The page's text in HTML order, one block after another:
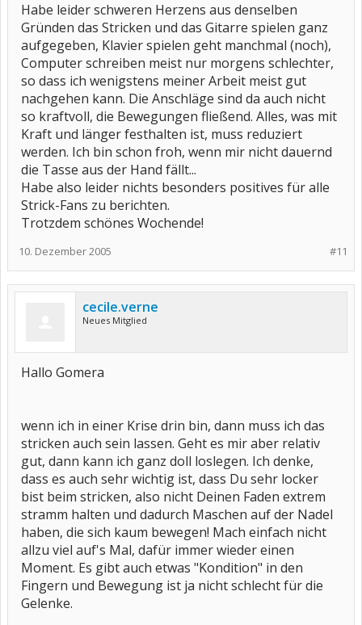
Habe leider schweren Herzens aus denselben
Gründen das Stricken und das Gitarre spielen ganz
aufgegeben, Klavier spielen geht manchmal (noch),
Computer schreiben meist nur morgens schlechter,
so dass ich wenigstens meiner Arbeit meist gut
nachgehen kann. Die Anschläge sind da auch nicht
so kraftvoll, die Bewegungen fließend. Alles, was mit
Kraft und länger festhalten ist, muss reduziert
werden. Ich bin schon froh, wenn mir nicht dauernd
die Tasse aus der Hand fällt...
Habe also leider nichts besonders positives für alle
Strick-Fans zu berichten.
Trotzdem schönes Wochende!
#11
10. Dezember 2005
cecile.verne
Neues Mitglied
Hallo Gomera
wenn ich in einer Krise drin bin, dann muss ich das
stricken auch sein lassen. Geht es mir aber relativ
gut, dann kann ich ganz doll loslegen. Ich denke,
dass es auch sehr wichtig ist, dass Du sehr locker
bist beim stricken, also nicht Deinen Faden extrem
stramm halten und dadurch Maschen auf der Nadel
haben, die sich kaum bewegen! Mach einfach nicht
allzu viel auf's Mal, dafür immer wieder einen
Moment. Es gibt auch etwas "Kondition" in den
Fingern und Bewegung ist ja nicht schlecht für die
Gelenke.